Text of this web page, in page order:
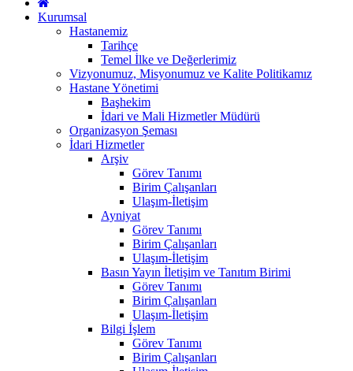
Kurumsal
Hastanemiz
Tarihçe
Temel İlke ve Değerlerimiz
Vizyonumuz, Misyonumuz ve Kalite Politikamız
Hastane Yönetimi
Başhekim
İdari ve Mali Hizmetler Müdürü
Organizasyon Şeması
İdari Hizmetler
Arşiv
Görev Tanımı
Birim Çalışanları
Ulaşım-İletişim
Ayniyat
Görev Tanımı
Birim Çalışanları
Ulaşım-İletişim
Basın Yayın İletişim ve Tanıtım Birimi
Görev Tanımı
Birim Çalışanları
Ulaşım-İletişim
Bilgi İşlem
Görev Tanımı
Birim Çalışanları